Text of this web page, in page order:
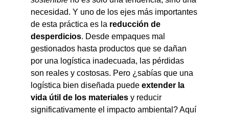
necesidad. Y uno de los ejes más importantes
de esta práctica es la reducción de
desperdicios. Desde empaques mal
gestionados hasta productos que se dañan
por una logística inadecuada, las pérdidas
son reales y costosas. Pero ¿sabías que una
logística bien diseñada puede extender la
vida útil de los materiales y reducir
significativamente el impacto ambiental? Aquí